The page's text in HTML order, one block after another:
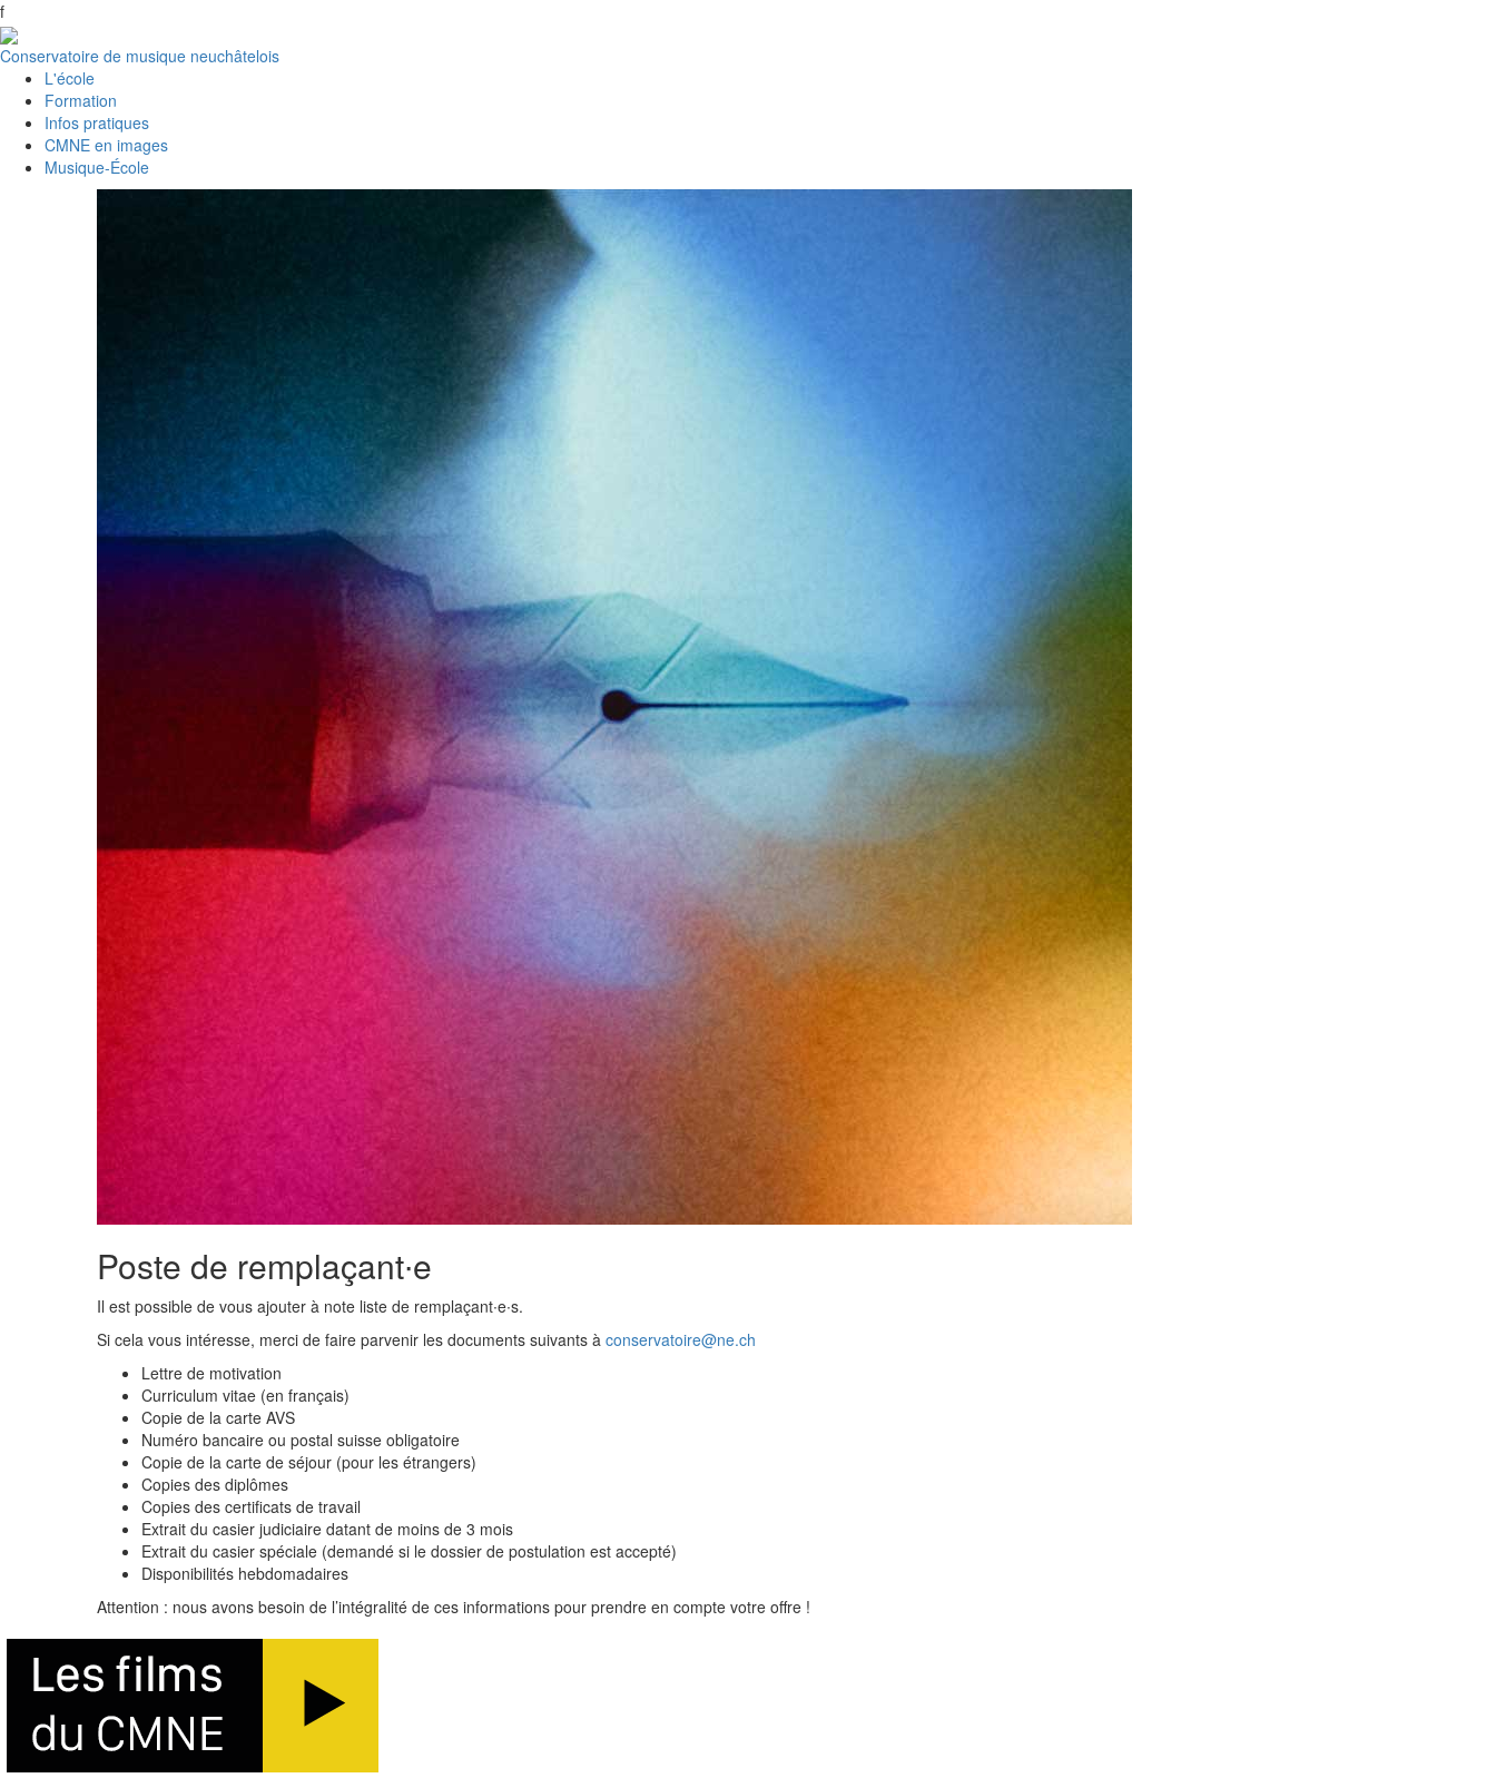
f
Conservatoire de musique neuchâtelois
L'école
Formation
Infos pratiques
CMNE en images
Musique-École
Poste de remplaçant∙e
Il est possible de vous ajouter à note liste de remplaçant∙e∙s.
Si cela vous intéresse, merci de faire parvenir les documents suivants à conservatoire@ne.ch
Lettre de motivation
Curriculum vitae (en français)
Copie de la carte AVS
Numéro bancaire ou postal suisse obligatoire
Copie de la carte de séjour (pour les étrangers)
Copies des diplômes
Copies des certificats de travail
Extrait du casier judiciaire datant de moins de 3 mois
Extrait du casier spéciale (demandé si le dossier de postulation est accepté)
Disponibilités hebdomadaires
Attention : nous avons besoin de l’intégralité de ces informations pour prendre en compte votre offre !